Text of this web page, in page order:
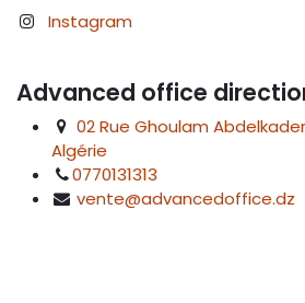
Instagram
Advanced office
02 Rue Ghoulam
Algérie
0770131313
vente@advancedoffice.dz